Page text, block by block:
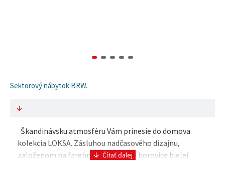
Sektorový nábytok BRW.
Škandinávsku atmosféru Vám prinesie do domova
kolekcia LOKSA. Zásluhou nadčasového dizajnu,
založenom na farebnej kombinácii borovice bielej